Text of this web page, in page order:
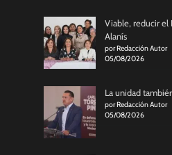
Viable, reducir el
Alanís
por Redacción Autor
05/08/2026
La unidad
por Redacción Autor
05/08/2026